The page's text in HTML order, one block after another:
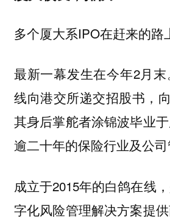
多个厦大系IPO在赶来的路
最新一幕发生在今年2月
线向港交所递交招股书，
其身后掌舵者涂锦波毕业
逾二十年的保险行业及公司
成立于2015年的白鸽在线
字化风险管理解决方案提